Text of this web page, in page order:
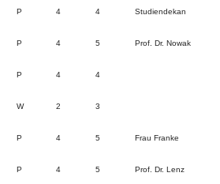
P 4 4 Studiendekan
P 4 5 Prof. Dr. Nowak
P 4 4
W 2 3
P 4 5 Frau Franke
P 4 5 Prof. Dr. Lenz